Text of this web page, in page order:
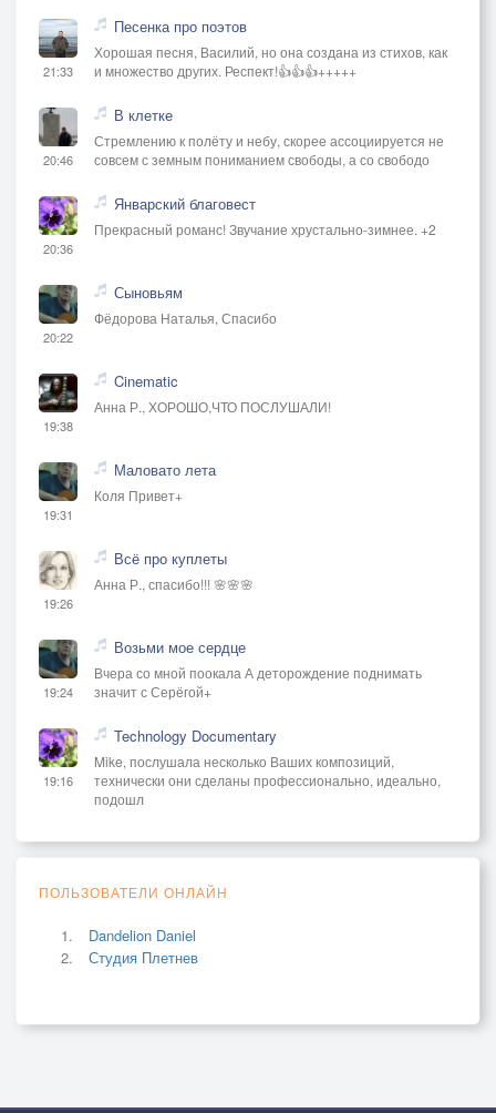
21:33
Песенка про поэтов
Хорошая песня, Василий, но она создана из стихов, как
и множество других. Респект!👍👍👍+++++
20:46
В клетке
Стремлению к полёту и небу, скорее ассоциируется не
совсем с земным пониманием свободы, а со свободо
20:36
Январский благовест
Прекрасный романс! Звучание хрустально-зимнее. +2
20:22
Сыновьям
Фёдорова Наталья, Спасибо
19:38
Cinematic
Анна Р., ХОРОШО,ЧТО ПОСЛУШАЛИ!
19:31
Маловато лета
Коля Привет+
19:26
Всё про куплеты
Анна Р., спасибо!!! 🌸🌸🌸
19:24
Возьми мое сердце
Вчера со мной поокала А деторождение поднимать
значит с Серёгой+
19:16
Technology Documentary
Mike, послушала несколько Ваших композиций,
технически они сделаны профессионально, идеально,
подошл
ПОЛЬЗОВАТЕЛИ ОНЛАЙН
Dandelion Daniel
Студия Плетнев